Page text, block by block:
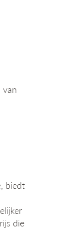
van
biedt
die